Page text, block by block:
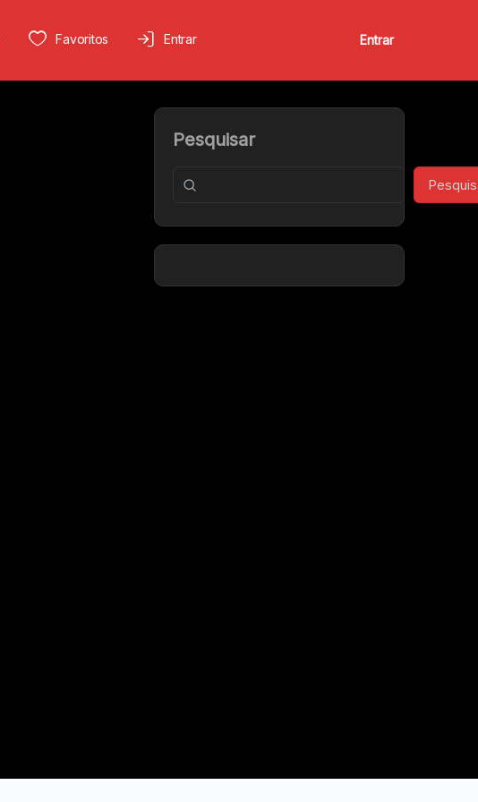
Favoritos Entrar Entrar
Pesquisar